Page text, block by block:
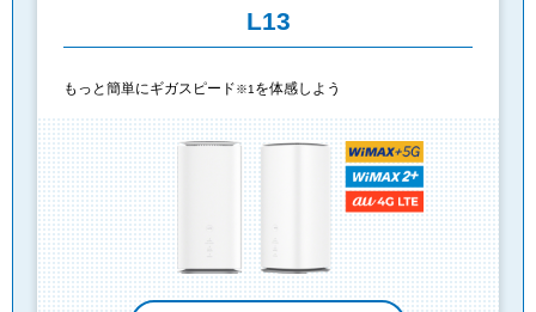
L13
もっと簡単にギガスピード※1を体感しよう